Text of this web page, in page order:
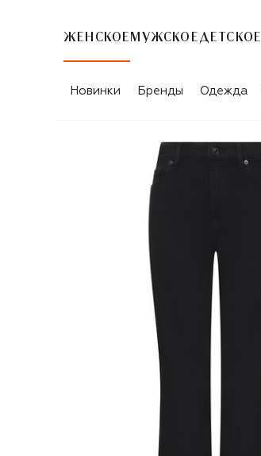
ЖЕНСКОЕ МУЖСКОЕ ДЕТСКОЕ
Новинки Бренды Одежда